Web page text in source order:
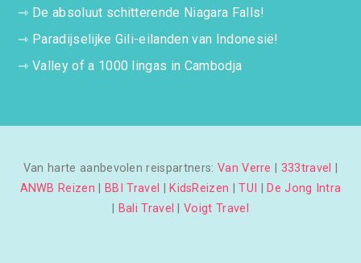
⇾ De absoluut schitterende Niagara Falls!
⇾ Paradijselijke Gili-eilanden van Indonesië!
⇾Valley of a 1000 lingas in Cambodja
Van harte aanbevolen reispartners: Van Verre 333travel
ANWB Reizen
BBI Travel KidsReizen |TUI
De Jong Intra
Bali Travel |Voigt Travel